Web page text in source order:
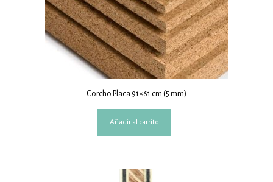
Corcho Placa 91×61 cm (5 mm)
Añadir al carrito